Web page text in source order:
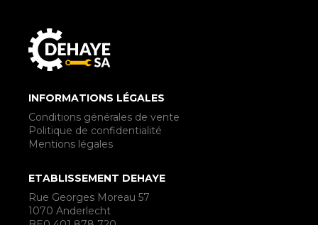
INFORMATIONS LÉGALES
Conditions générales de vente
Politique de confidentialité
Mentions légales
ETABLISSEMENT DEHAYE
Rue Georges Moreau 57
1070 Anderlecht